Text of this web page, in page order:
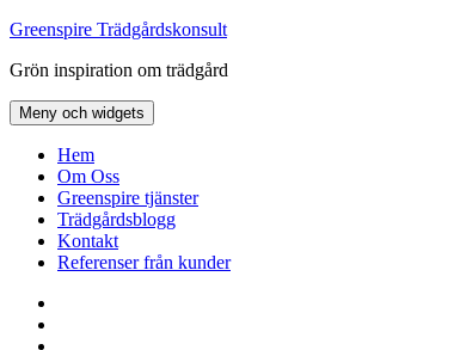
Hoppa
innehåll
Greenspire Trädgårdskonsult
Grön inspiration om trädgård
Meny och widgets
Hem
Om Oss
Greenspire tjänster
Trädgårdsblogg
Kontakt
Referenser från kunder